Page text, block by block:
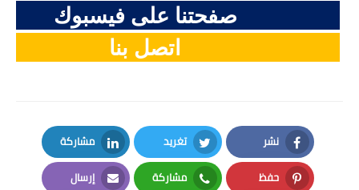
صفحتنا على فيسبوك
اتصل بنا
نشر
Facebook
تغريد
Twitter
مشاركة
LinkedIn
حفظ مشاركة إرسال